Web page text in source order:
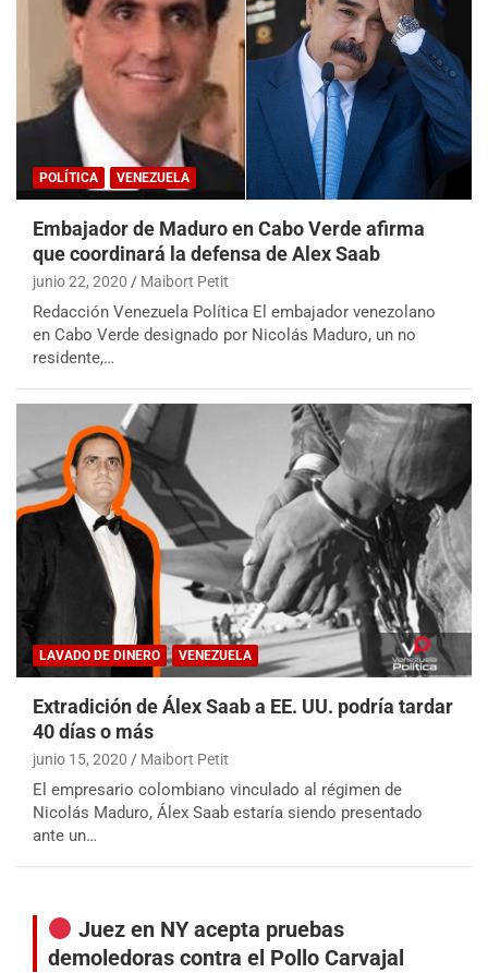
POLÍTICA VENEZUELA
Embajador de Maduro en Cabo Verde afirma
que coordinará la defensa de Alex Saab
junio 22, 2020 Maibort Petit
Redacción Venezuela Política El embajador venezolano
en Cabo Verde designado por Nicolás Maduro, un no
residente,…
LAVADO DE DINERO VENEZUELA
Extradición de Álex Saab a EE. UU. podría tardar
40 días o más
junio 15, 2020 Maibort Petit
El empresario colombiano vinculado al régimen de
Nicolás Maduro, Álex Saab estaría siendo presentado
ante un…
Juez en NY acepta pruebas
demoledoras contra el Pollo Carvajal